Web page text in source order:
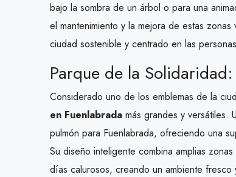
bajo la sombra de un árbol o para una
el mantenimiento y la mejora de estas
ciudad sostenible y centrado en las
Parque de la
Considerado uno de los emblemas de la
en Fuenlabrada más grandes y versátiles.
pulmón para Fuenlabrada, ofreciendo una
Su diseño inteligente combina amplias
días calurosos, creando un ambiente